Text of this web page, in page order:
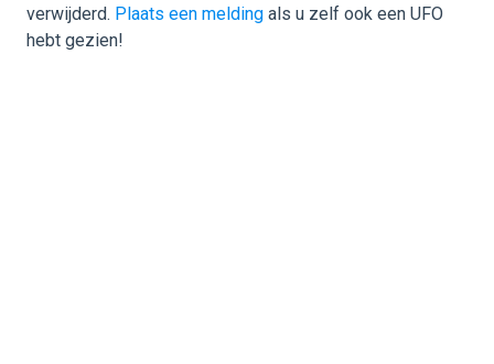
verwijderd. Plaats een melding als u zelf ook een UFO
hebt gezien!